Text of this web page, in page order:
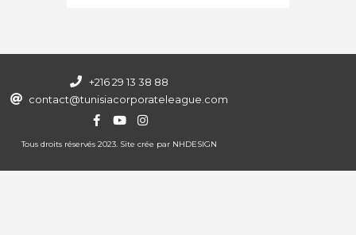
+216 29 13 38 88
contact@tunisiacorporateleague.com
Tous droits réservés 2023. Site crée par NHDESIGN